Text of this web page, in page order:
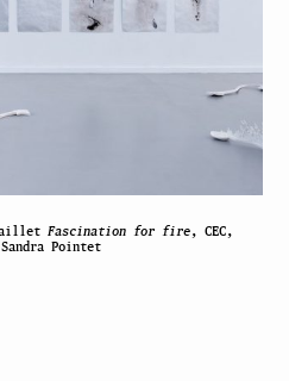
Fascination for fire, CEC,
Pointet